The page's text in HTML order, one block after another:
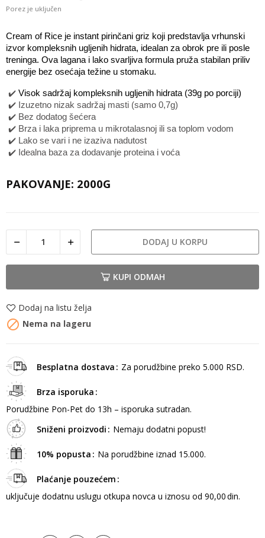
Porez je uključen
Cream of Rice je instant pirinčani griz koji predstavlja vrhunski
izvor kompleksnih ugljenih hidrata, idealan za obrok pre ili posle
treninga. Ova lagana i lako svarljiva formula pruža stabilan priliv
energije bez osećaja težine u stomaku.
✔️ Visok sadržaj kompleksnih ugljenih hidrata (39g po porciji)
✔️ Izuzetno nizak sadržaj masti (samo 0,7g)
✔️ Bez dodatog šećera
✔️ Brza i laka priprema u mikrotalasnoj ili sa toplom vodom
✔️ Lako se vari i ne izaziva nadutost
✔️ Idealna baza za dodavanje proteina i voća
PAKOVANJE: 2000G
DODAJ U KORPU
KUPI ODMAH
Dodaj na listu želja
 Nema na lageru
Besplatna dostava Za porudžbine preko 5.000 RSD.
Brza isporuka
Porudžbine Pon-Pet do 13h – isporuka sutradan.
Sniženi proizvodi
Nemaju dodatni popust!
10% popusta Na porudžbine iznad 15.000.
Plaćanje pouzećem
uključuje dodatnu uslugu otkupa novca u iznosu od 90,00 din.